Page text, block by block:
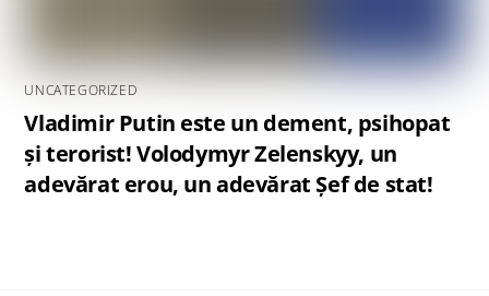
UNCATEGORIZED
Vladimir Putin este un dement, psihopat
și terorist! Volodymyr Zelenskyy, un
adevărat erou, un adevărat Șef de stat!